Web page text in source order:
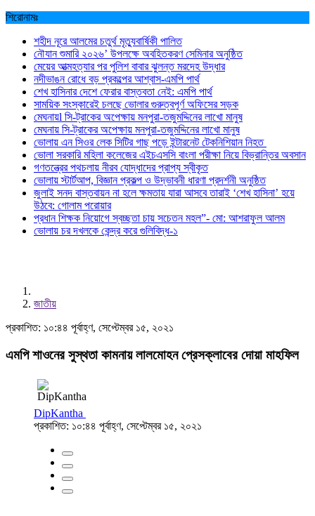
শিরোনামঃ
শহীদ নূরে আলমের চতুর্থ মৃত্যুবার্ষিকী পালিত
নৌযান শুমারি ২০২৬’ উপলক্ষে অবহিতকরণ সেমিনার অনুষ্ঠিত
মেয়ের আত্মহত্যার পর পুলিশ বাবার ঝুলন্ত মরদেহ উদ্ধার
নদীভাঙন রোধে বড় প্রকল্পের আশ্বাস-এমপি পার্থ
শেখ হাসিনার দেশে ফেরার বাস্তবতা নেই: এমপি পার্থ
সাময়িক সংস্কারেই চলছে ভোলার গুরুত্বপূর্ণ অফিসের সড়ক
মেঘনায়l সি-ট্রাকের অপেক্ষায় মনপুরা-তজুমদ্দিনের লাখো মানুষ
মেঘনায় সি-ট্রাকের অপেক্ষায় মনপুরা-তজুমদ্দিনের লাখো মানুষ
ভোলায় এন সিওর লেক সিটির গাছ পড়ে ইন্টারনেট টেকনিশিয়ান নিহত
ভোলা সরকারি মহিলা কলেজের এইচএসসি বাংলা পরীক্ষা নিয়ে বিভ্রান্তির অবসান
গণতন্ত্রের পথচলায় নীরব যোদ্ধাদের প্রাপ্য স্বীকৃত
ভোলায় স্টার্টআপ, বিজ্ঞান প্রকল্প ও উদ্ভাবনী ধারণা প্রদর্শনী অনুষ্ঠিত
জুলাই সনদ বাস্তবায়ন না হলে ক্ষমতায় যারা আসবে তারাই ‘শেখ হাসিনা’ হয়ে
উঠবে: গোলাম পরোয়ার
প্রধান শিক্ষক নিয়োগে স্বচ্ছতা চায় সচেতন মহল”- মো: আশরাফুল আলম
ভোলায় চর দখলকে কেন্দ্র করে গুলিবিদ্ধ-১
জাতীয়
প্রকাশিত: ১০:৪৪ পূর্বাহ্ণ, সেপ্টেম্বর ১৫, ২০২১
এমপি শাওনের সুস্থতা কামনায় লালমোহন প্রেসক্লাবের দোয়া মাহফিল
DipKantha
প্রকাশিত: ১০:৪৪ পূর্বাহ্ণ, সেপ্টেম্বর ১৫, ২০২১